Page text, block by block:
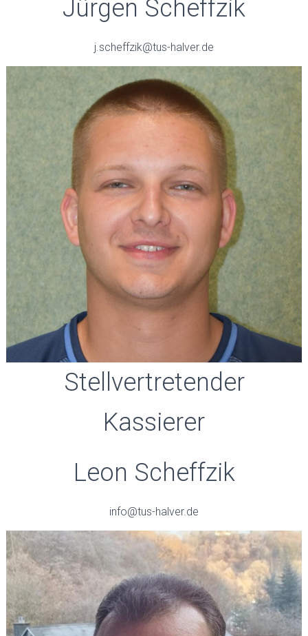
Jürgen Scheffzik
j.scheffzik@tus-halver.de
Stellvertretender
Kassierer
Leon Scheffzik
info@tus-halver.de